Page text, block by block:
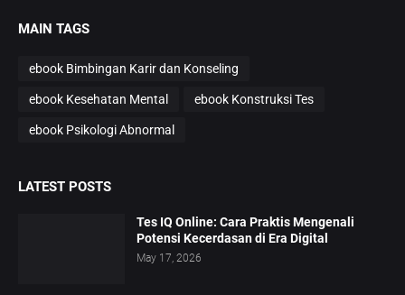
MAIN TAGS
ebook Bimbingan Karir dan Konseling
ebook Kesehatan Mental ebook Konstruksi Tes
ebook Psikologi Abnormal
LATEST POSTS
Tes IQ Online: Cara Praktis Mengenali
Potensi Kecerdasan di Era Digital
May 17, 2026